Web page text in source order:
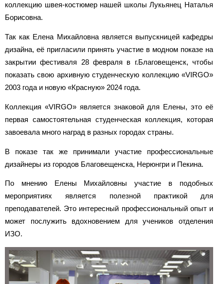
коллекцию швея-костюмер нашей школы Лукьянец Наталья
Борисовна.
Так как Елена Михайловна является выпускницей кафедры
дизайна, её пригласили принять участие в модном показе на
закрытии фестиваля 28 февраля в г.Благовещенск, чтобы
показать свою архивную студенческую коллекцию «VIRGO»
2003 года и новую «Красную» 2024 года.
Коллекция «VIRGO» является знаковой для Елены, это её
первая самостоятельная студенческая коллекция, которая
завоевала много наград в разных городах страны.
В показе так же принимали участие профессиональные
дизайнеры из городов Благовещенска, Нерюнгри и Пекина.
По мнению Елены Михайловны участие в подобных
мероприятиях является полезной практикой для
преподавателей. Это интересный профессиональный опыт и
может послужить вдохновением для учеников отделения
ИЗО.